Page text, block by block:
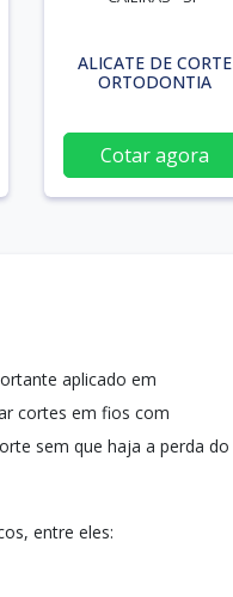
ALICATE DE CORTE
ORTODONTIA
Cotar agora
aplicado em
cortes em fios com
sem que haja a perda do
entre eles: